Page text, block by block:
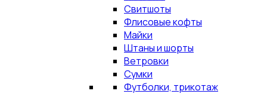
Свитшоты
Флисовые кофты
Майки
Штаны и шорты
Ветровки
Сумки
Футболки, трикотаж